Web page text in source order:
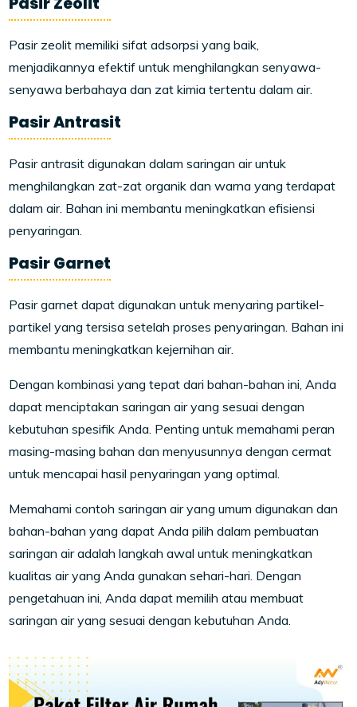
Pasir zeolit memiliki sifat adsorpsi yang baik,
menjadikannya efektif untuk menghilangkan senyawa-
senyawa berbahaya dan zat kimia tertentu dalam air.
Pasir Antrasit
Pasir antrasit digunakan dalam saringan air untuk
menghilangkan zat-zat organik dan warna yang terdapat
dalam air. Bahan ini membantu meningkatkan efisiensi
penyaringan.
Pasir Garnet
Pasir garnet dapat digunakan untuk menyaring partikel-
partikel yang tersisa setelah proses penyaringan. Bahan ini
membantu meningkatkan kejernihan air.
Dengan kombinasi yang tepat dari bahan-bahan ini, Anda
dapat menciptakan saringan air yang sesuai dengan
kebutuhan spesifik Anda. Penting untuk memahami peran
masing-masing bahan dan menyusunnya dengan cermat
untuk mencapai hasil penyaringan yang optimal.
Memahami contoh saringan air yang umum digunakan dan
bahan-bahan yang dapat Anda pilih dalam pembuatan
saringan air adalah langkah awal untuk meningkatkan
kualitas air yang Anda gunakan sehari-hari. Dengan
pengetahuan ini, Anda dapat memilih atau membuat
saringan air yang sesuai dengan kebutuhan Anda.